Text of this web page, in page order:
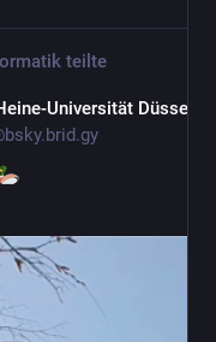
teilte
Universität Düsseldorf